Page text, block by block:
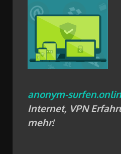
anonym-
Internet, VPN
mehr!